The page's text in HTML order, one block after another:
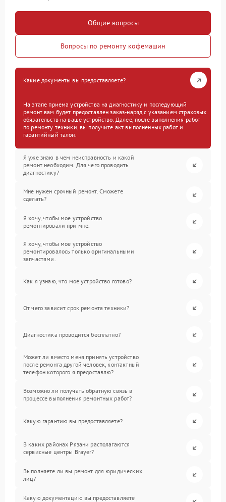
Общие вопросы
Вопросы по ремонту кофемашин
Какие документы вы предоставляете?
На этапе приема устройства на диагностику и последующий
ремонт вам будет предоставлен заказ-наряд с указанием страховых
обязательств на ваше устройство. Далее, после выполнения работ
по ремонту техники, вы получите акт выполненных работ и
гарантийный талон.
Я уже знаю в чем неисправность и какой
ремонт необходим. Для чего проводить
диагностику?
Мне нужен срочный ремонт. Сможете
сделать?
Я хочу, чтобы мое устройство
ремонтировали при мне.
Я хочу, чтобы мое устройство
ремонтировалось только оригинальными
запчастями.
Как я узнаю, что мое устройство готово?
От чего зависит срок ремонта техники?
Диагностика проводится бесплатно?
Может ли вместо меня принять устройство
после ремонта другой человек, контактный
телефон которого я предоставлю?
Возможно ли получать обратную связь в
процессе выполнения ремонтных работ?
Какую гарантию вы предоставляете?
В каких районах Рязани располагаются
сервисные центры Brayer?
Выполняете ли вы ремонт для юридических
лиц?
Какую документацию вы предоставляете